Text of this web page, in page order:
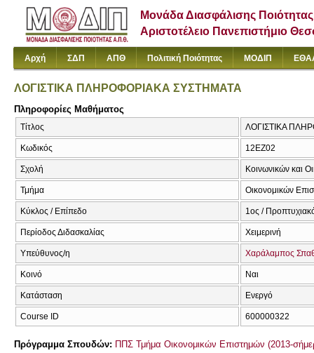
Μονάδα Διασφάλισης Ποιότητας
Αριστοτέλειο Πανεπιστήμιο
Αρχή ΣΔΠ ΑΠΘ Πολιτική Ποιότητας ΜΟΔΙΠ
ΛΟΓΙΣΤΙΚΑ ΠΛΗΡΟΦΟΡΙΑΚΑ ΣΥΣΤΗΜΑΤΑ
Πληροφορίες Μαθήματος
Τίτλος ΛΟΓΙΣΤΙΚΑ
Κωδικός 12ΕΖ02
Σχολή Κοινωνικών και
Τμήμα Οικονομικών
Κύκλος / Επίπεδο 1ος /
Περίοδος Διδασκαλίας Χειμερινή
Υπεύθυνος/η Χαράλαμπος
Κοινό Ναι
Κατάσταση Ενεργό
Course ID 600000322
Πρόγραμμα Σπουδών: ΠΠΣ Τμήμα Οικονομικών Επιστημών (2013-